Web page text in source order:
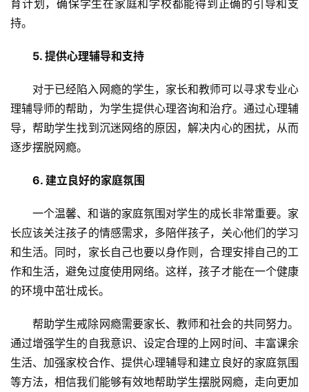
关
们
师
育计划，确保学生在家庭和学校都能得到正确的引导和支
持。
5. 提供心理辅导和支持
对于已经陷入网瘾的学生，家长和教师可以寻求专业心
理辅导师的帮助，为学生提供心理咨询和治疗。通过心理辅
导，帮助学生找到沉迷网络的原因，解决内心的困扰，从而
逐步摆脱网瘾。
6. 建立良好的家庭氛围
一个温馨、和谐的家庭氛围对学生的成长非常重要。家
长应该关注孩子的情感需求，多陪伴孩子，关心他们的学习
和生活。同时，家长自己也要以身作则，合理安排自己的工
作和生活，避免过度使用网络。这样，孩子才能在一个健康
的环境中茁壮成长。
帮助学生戒除网瘾需要家长、教师和社会的共同努力。
通过增强学生的自我意识、设定合理的上网时间、丰富课余
生活、加强家校合作、提供心理辅导和建立良好的家庭氛围
等方法，相信我们能够有效地帮助学生摆脱网瘾，走向更加